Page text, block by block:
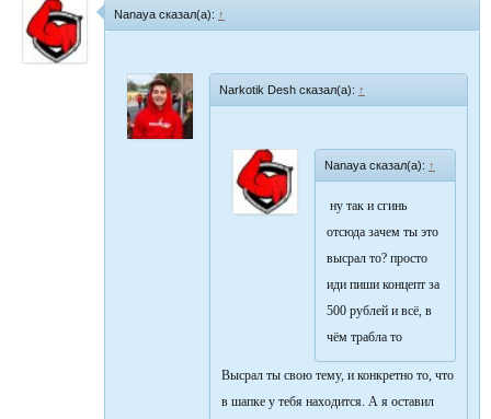
Nanaya сказал(а): ↑
Narkotik Desh сказал(а): ↑
Nanaya сказал(а): ↑
ну так и сгинь
отсюда зачем ты это
высрал то? просто
иди пиши концепт за
500 рублей и всё, в
чём трабла то
Высрал ты свою тему, и конкретно то, что
в шапке у тебя находится. А я оставил